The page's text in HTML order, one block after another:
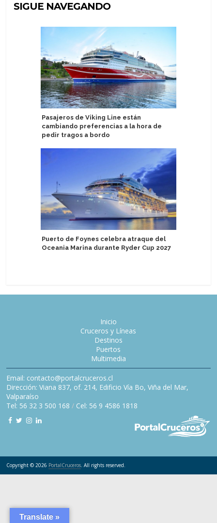
SIGUE NAVEGANDO
Pasajeros de Viking Line están
cambiando preferencias a la hora de
pedir tragos a bordo
Puerto de Foynes celebra atraque del
Oceania Marina durante Ryder Cup 2027
Inicio
Cruceros y Líneas
Destinos
Puertos
Multimedia
Email: contacto@portalcruceros.cl
Dirección: Viana 837, of. 214, Edificio Vía Bo, Viña del Mar,
Valparaíso
Tel: 56 32 3 500 168 / Cel: 56 9 4586 1818
Copyright © 2026 PortalCruceros. All rights reserved.
Translate »